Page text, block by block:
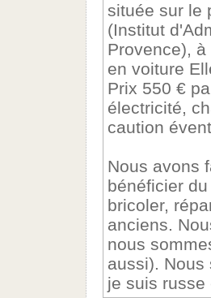
située sur le
(Institut
Provence),
en voiture
Prix 550 €
électricité,
caution
Nous avons
bénéficier
bricoler,
anciens.
nous
aussi). Nous
je suis russe